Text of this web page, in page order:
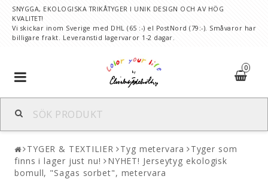
SNYGGA, EKOLOGISKA TRIKÅTYGER I UNIK DESIGN OCH AV HÖG
KVALITET!
Vi skickar inom Sverige med DHL (65 :-) el PostNord (79:-). Småvaror har
billigare frakt. Leveranstid lagervaror 1-2 dagar.
0
Toggle
navigation
TYGER & TEXTILIER Tyg metervara
Tyger som
finns i lager just nu!
NYHET! Jerseytyg ekologisk
bomull, "Sagas sorbet", metervara